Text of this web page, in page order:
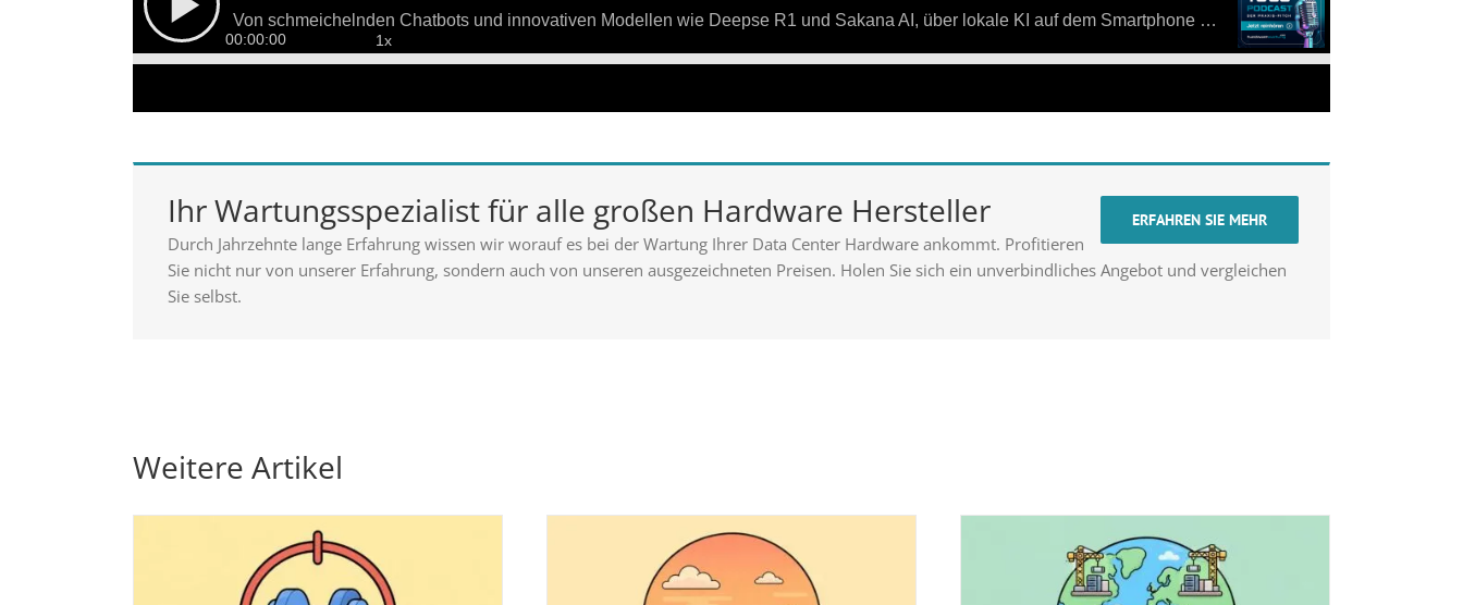
ERFAHREN SIE MEHR
Ihr Wartungsspezialist für alle großen Hardware Hersteller
Durch Jahrzehnte lange Erfahrung wissen wir worauf es bei der Wartung Ihrer Data Center Hardware ankommt. Profitieren
Sie nicht nur von unserer Erfahrung, sondern auch von unseren ausgezeichneten Preisen. Holen Sie sich ein unverbindliches Angebot und vergleichen
Sie selbst.
Weitere Artikel